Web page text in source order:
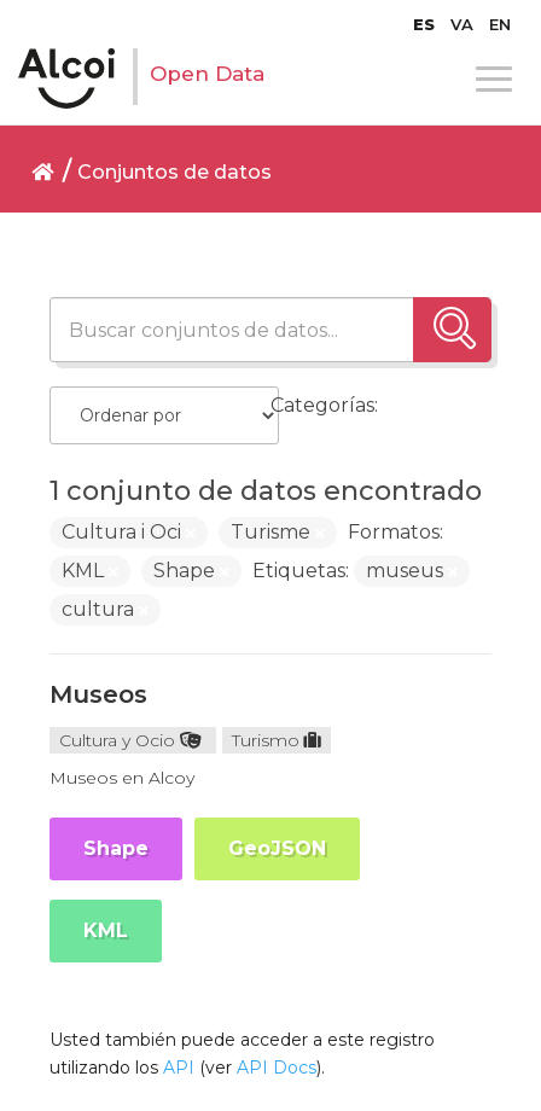
ES VA EN
Open Data
Conjuntos de datos
1 conjunto de datos encontrado
Categorías:
Cultura i Oci Turisme
Formatos:
KML
Shape Etiquetas:
museus
cultura
Museos
Cultura y Ocio
Turismo
Museos en Alcoy
Shape GeoJSON
KML
Usted también puede acceder a este registro
utilizando losAPI (verAPI Docs).